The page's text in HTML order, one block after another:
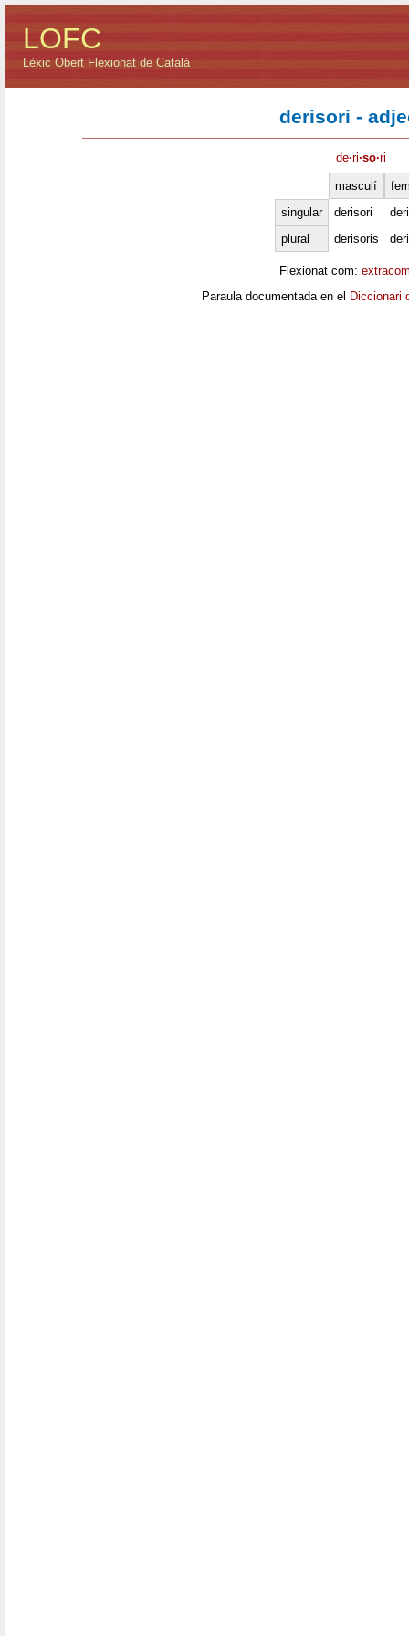
LOFC
Lèxic Obert Flexionat de Català
derisori -
de·ri·so·ri
masculí
singular
derisori
plural
derisoris
Flexionat com:
Paraula documentada en el Diccionari